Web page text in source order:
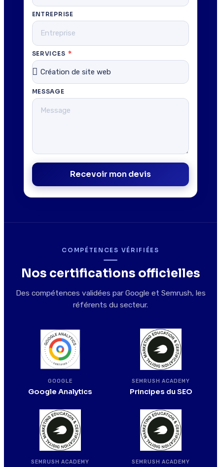
ENTREPRISE
SERVICES
MESSAGE
Recevoir mon devis
COMPÉTENCES VÉRIFIÉES
Nos certifications officielles
Des compétences validées par Google et Semrush, les
référents du secteur.
GOOGLE
Google Analytics
SEMRUSH ACADEMY
Principes du SEO
SEMRUSH ACADEMY SEMRUSH ACADEMY